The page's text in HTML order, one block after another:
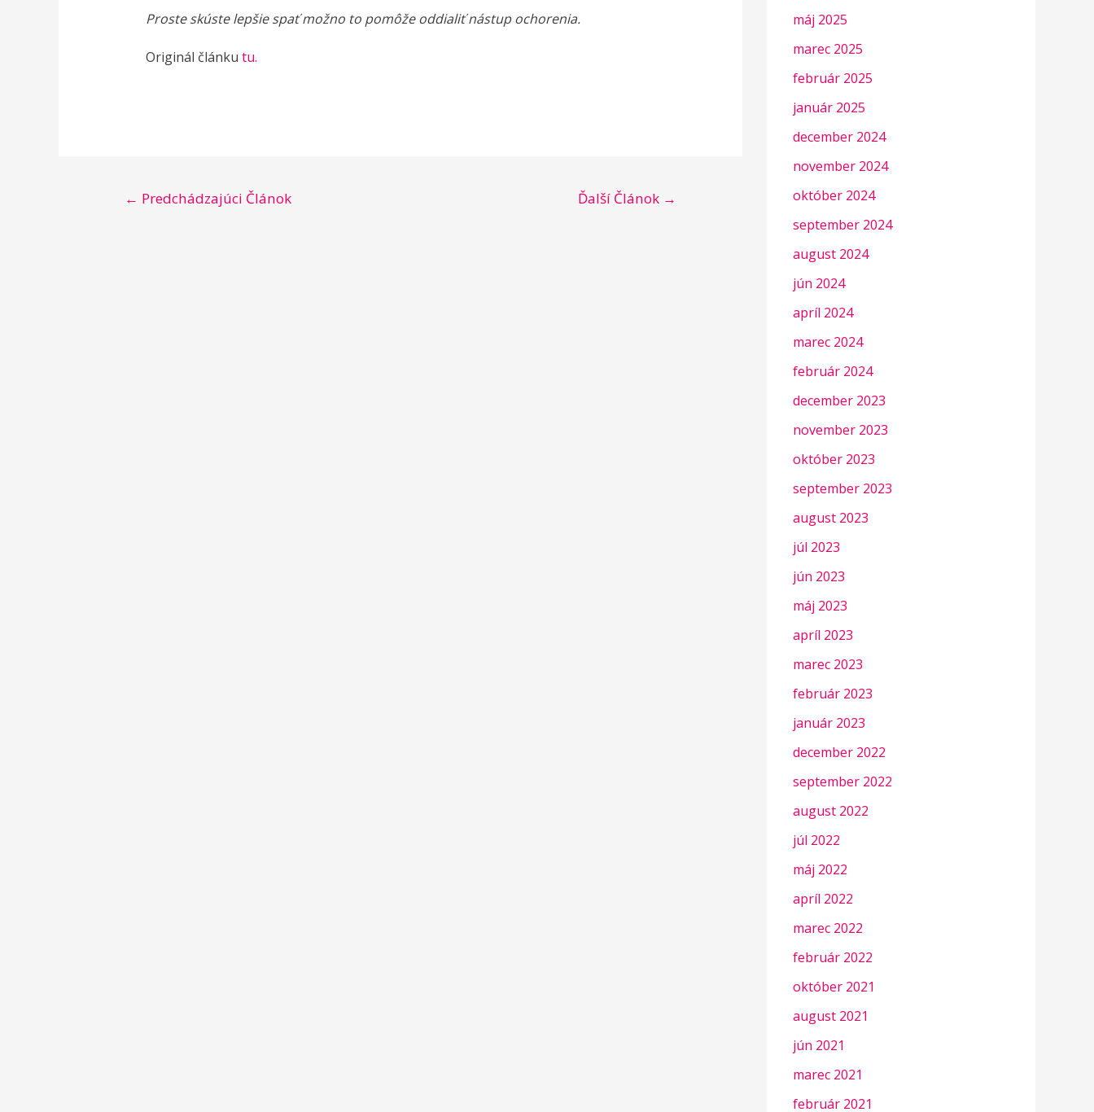
Proste skúste lepšie spať možno to pomôže oddialiť nástup ochorenia.
Originál článku tu.
Navigácia
← Predchádzajúci Článok Ďalší Článok →
máj 2025
marec 2025
február 2025
január 2025
december 2024
november 2024
október 2024
september 2024
august 2024
jún 2024
apríl 2024
marec 2024
február 2024
december 2023
november 2023
október 2023
september 2023
august 2023
júl 2023
jún 2023
máj 2023
apríl 2023
marec 2023
február 2023
január 2023
december 2022
september 2022
august 2022
júl 2022
máj 2022
apríl 2022
marec 2022
február 2022
október 2021
august 2021
jún 2021
marec 2021
február 2021